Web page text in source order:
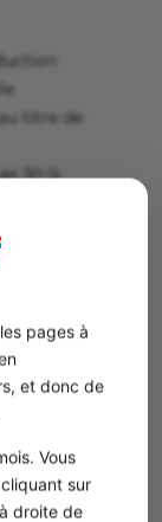
pages à
et donc de
Vous
sur
droite de
titre de
30 %
chiffre
deux
le
pour
x 25 % =